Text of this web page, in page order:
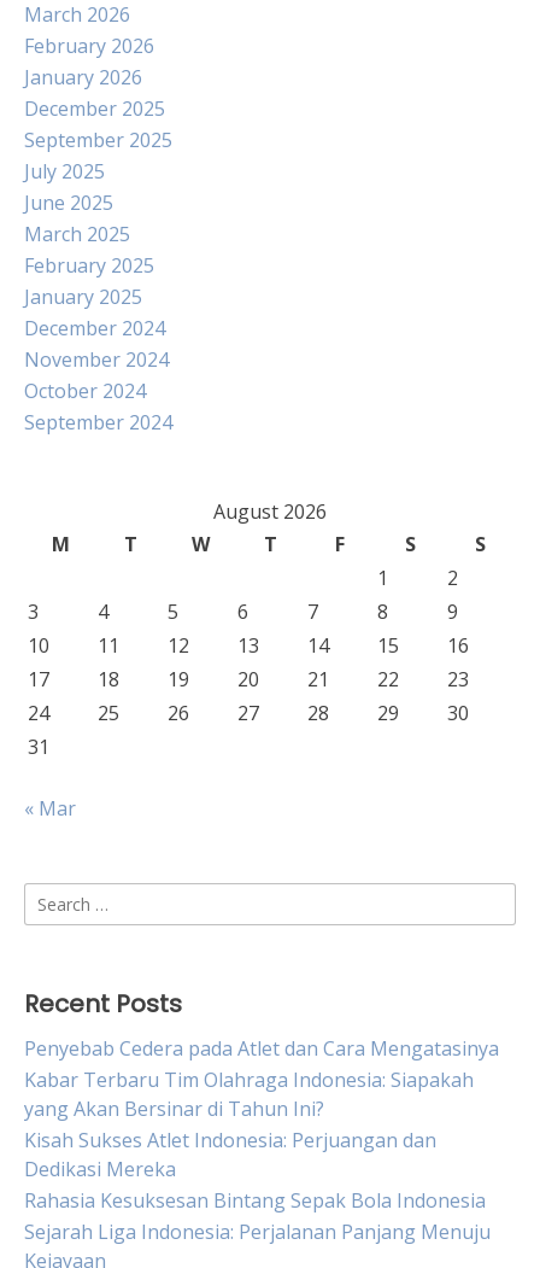
March 2026
February 2026
January 2026
December 2025
September 2025
July 2025
June 2025
March 2025
February 2025
January 2025
December 2024
November 2024
October 2024
September 2024
August 2026
M
T W T F S
S
1
2
3
4 5 6 7 8
9
10
11 12 13 14 15
16
17
18 19 20 21 22
23
24
25 26 27 28 29
30
31
« Mar
Search
for:
Recent Posts
Penyebab Cedera pada Atlet dan Cara Mengatasinya
Kabar Terbaru Tim Olahraga Indonesia: Siapakah
yang Akan Bersinar di Tahun Ini?
Kisah Sukses Atlet Indonesia: Perjuangan dan
Dedikasi Mereka
Rahasia Kesuksesan Bintang Sepak Bola Indonesia
Sejarah Liga Indonesia: Perjalanan Panjang Menuju
Kejayaan